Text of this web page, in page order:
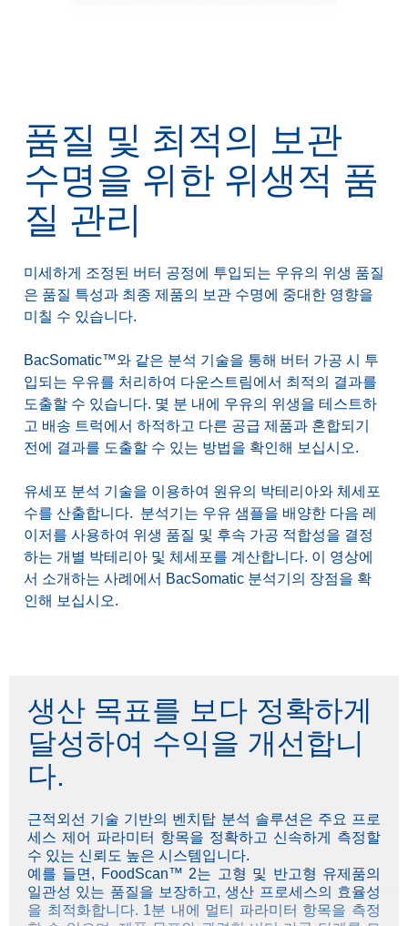
품질 및 최적의 보관
수명을 위한 위생적 품
질 관리
미세하게 조정된 버터 공정에 투입되는 우유의 위생 품질
은 품질 특성과 최종 제품의 보관 수명에 중대한 영향을
미칠 수 있습니다.
BacSomatic™와 같은 분석 기술을 통해 버터 가공 시 투
입되는 우유를 처리하여 다운스트림에서 최적의 결과를
도출할 수 있습니다. 몇 분 내에 우유의 위생을 테스트하
고 배송 트럭에서 하적하고 다른 공급 제품과 혼합되기
전에 결과를 도출할 수 있는 방법을 확인해 보십시오.
유세포 분석 기술을 이용하여 원유의 박테리아와 체세포
수를 산출합니다. 분석기는 우유 샘플을 배양한 다음 레
이저를 사용하여 위생 품질 및 후속 가공 적합성을 결정
하는 개별 박테리아 및 체세포를 계산합니다. 이 영상에
서 소개하는 사례에서 BacSomatic 분석기의 장점을 확
인해 보십시오.
생산 목표를 보다 정확하게
달성하여 수익을 개선합니
다.
근적외선 기술 기반의 벤치탑 분석 솔루션은 주요 프로
세스 제어 파라미터 항목을 정확하고 신속하게 측정할
수 있는 신뢰도 높은 시스템입니다.
예를 들면, FoodScan™ 2는 고형 및 반고형 유제품의
일관성 있는 품질을 보장하고, 생산 프로세스의 효율성
을 최적화합니다. 1분 내에 멀티 파라미터 항목을 측정